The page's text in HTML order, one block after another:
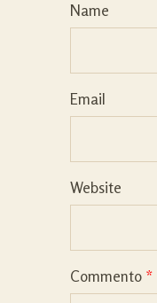
Name
Email
Website
Commento *